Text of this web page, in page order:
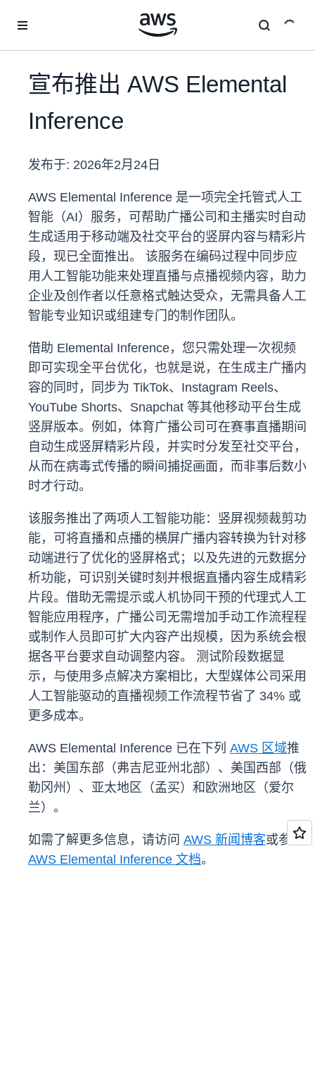
宣布推出 AWS Elemental
Inference
发布于: 2026年2月24日
AWS Elemental Inference 是一项完全托管式人工
智能（AI）服务，可帮助广播公司和主播实时自动
生成适用于移动端及社交平台的竖屏内容与精彩片
段，现已全面推出。 该服务在编码过程中同步应
用人工智能功能来处理直播与点播视频内容，助力
企业及创作者以任意格式触达受众，无需具备人工
智能专业知识或组建专门的制作团队。
借助 Elemental Inference，您只需处理一次视频
即可实现全平台优化，也就是说，在生成主广播内
容的同时，同步为 TikTok、Instagram Reels、
YouTube Shorts、Snapchat 等其他移动平台生成
竖屏版本。例如，体育广播公司可在赛事直播期间
自动生成竖屏精彩片段，并实时分发至社交平台，
从而在病毒式传播的瞬间捕捉画面，而非事后数小
时才行动。
该服务推出了两项人工智能功能：竖屏视频裁剪功
能，可将直播和点播的横屏广播内容转换为针对移
动端进行了优化的竖屏格式；以及先进的元数据分
析功能，可识别关键时刻并根据直播内容生成精彩
片段。借助无需提示或人机协同干预的代理式人工
智能应用程序，广播公司无需增加手动工作流程程
或制作人员即可扩大内容产出规模，因为系统会根
据各平台要求自动调整内容。 测试阶段数据显
示，与使用多点解决方案相比，大型媒体公司采用
人工智能驱动的直播视频工作流程节省了 34% 或
更多成本。
AWS Elemental Inference 已在下列 AWS 区域推
出：美国东部（弗吉尼亚州北部）、美国西部（俄
勒冈州）、亚太地区（孟买）和欧洲地区（爱尔
兰）。
如需了解更多信息，请访问 AWS 新闻博客或参阅
AWS Elemental Inference 文档。